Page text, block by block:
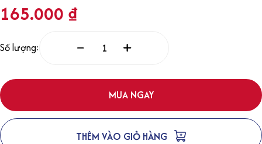
165.000 ₫
Số lượng:
MUA NGAY
THÊM VÀO GIỎ HÀNG